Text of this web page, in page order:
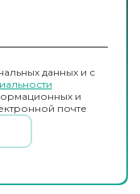
данных и с
и
почте